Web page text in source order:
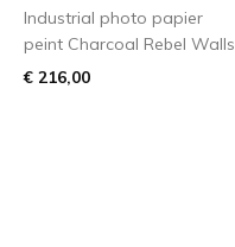
Industrial photo papier
peint Charcoal Rebel Walls
€ 216,00